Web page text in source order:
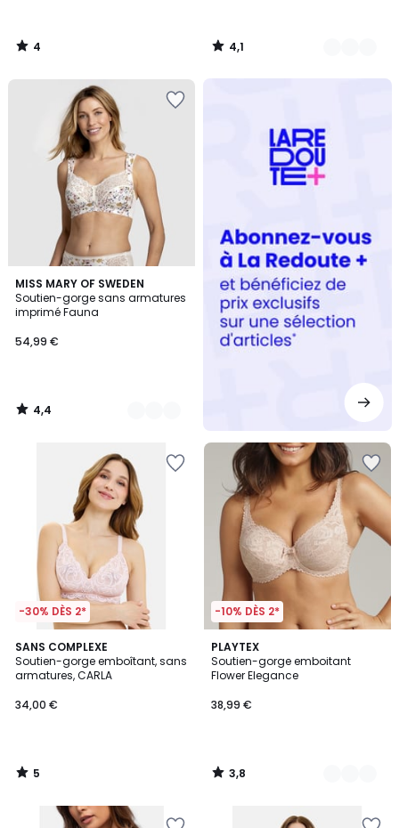
4
/
4,1
/
MISS MARY OF SWEDEN
Soutien-gorge sans armatures
imprimé Fauna
54,99 €
4,4
/ 5
2
Couleurs
4,4
/
-30% DÈS 2*
SANS COMPLEXE
Soutien-gorge emboîtant, sans
armatures, CARLA
34,00 €
5
/
5
5
/
-10% DÈS 2*
PLAYTEX
Soutien-gorge emboitant
Flower Elegance
38,99 €
3,8
/ 5
6
Couleurs
3,8
/